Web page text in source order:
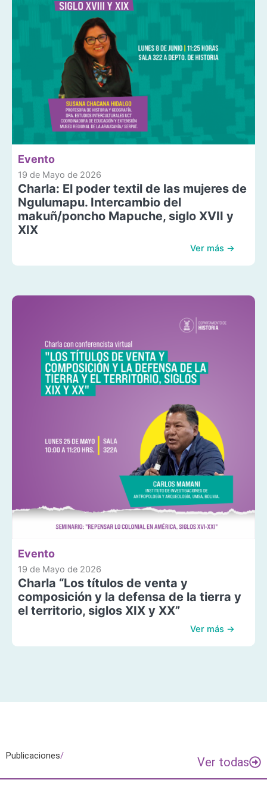
Evento
19 de Mayo de 2026
Charla: El poder textil de las mujeres de
Ngulumapu. Intercambio del
makuñ/poncho Mapuche, siglo XVII y
XIX
Ver más →
Evento
19 de Mayo de 2026
Charla “Los títulos de venta y
composición y la defensa de la tierra y
el territorio, siglos XIX y XX”
Ver más →
Publicaciones/ Ver todas